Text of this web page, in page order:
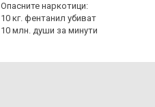
Опасните наркотици:
10 кг. фентанил убиват
10 млн. души за минути